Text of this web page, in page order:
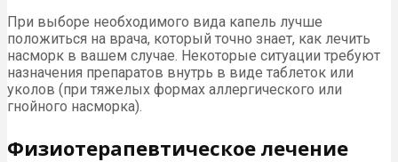
При выборе необходимого вида капель лучше
положиться на врача, который точно знает, как лечить
насморк в вашем случае. Некоторые ситуации требуют
назначения препаратов внутрь в виде таблеток или
уколов (при тяжелых формах аллергического или
гнойного насморка).
Физиотерапевтическое лечение